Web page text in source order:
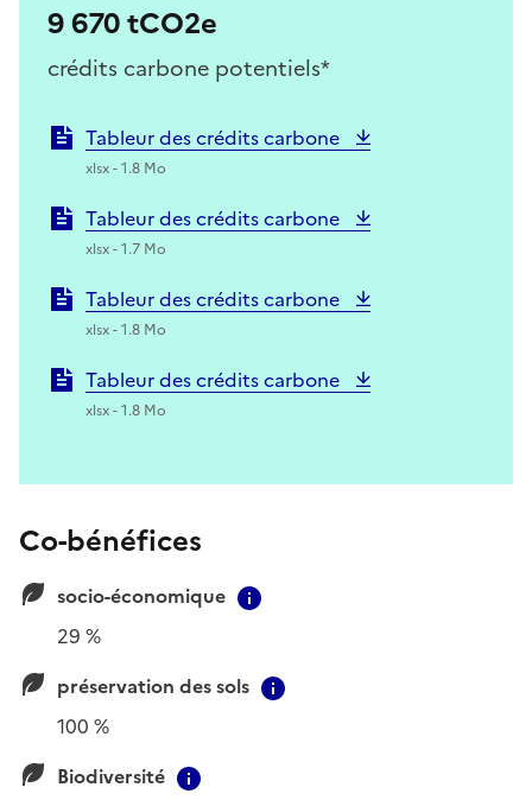
9 670 tCO2e
crédits carbone potentiels*
Tableur des crédits carbone
xlsx - 1.8 Mo
Tableur des crédits carbone
xlsx - 1.7 Mo
Tableur des crédits carbone
xlsx - 1.8 Mo
Tableur des crédits carbone
xlsx - 1.8 Mo
Co-bénéfices
socio-économique
29 %
préservation des sols
100 %
Biodiversité